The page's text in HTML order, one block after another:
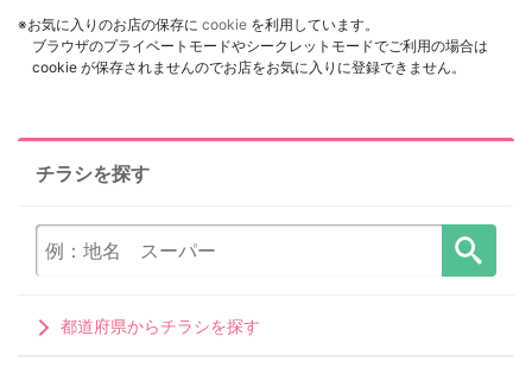
※お気に入りのお店の保存に cookie を利用しています。
ブラウザのプライベートモードやシークレットモードでご利用の場合は
cookie が保存されませんのでお店をお気に入りに登録できません。
チラシを探す
都道府県からチラシを探す